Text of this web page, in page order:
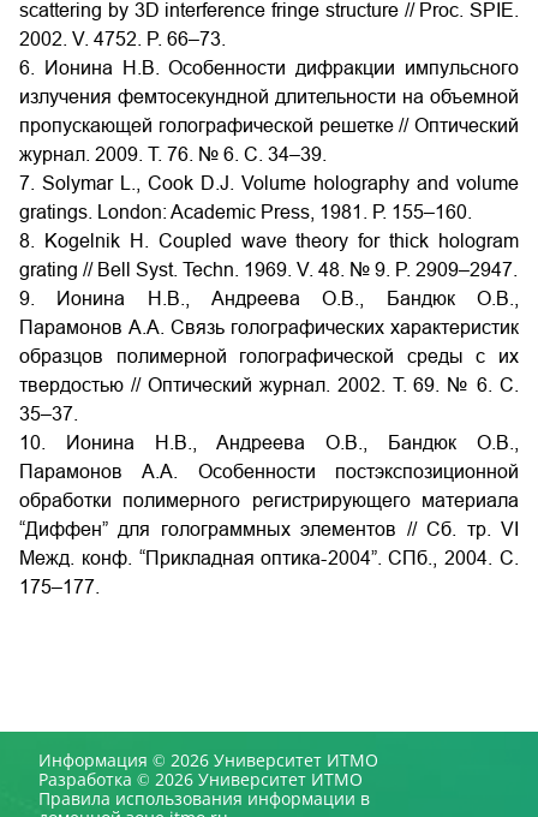
scattering by 3D interference fringe structure // Proc. SPIE.
2002. V. 4752. P. 66–73.
6. Ионина Н.В. Особенности дифракции импульсного
излучения фемтосекундной длительности на объемной
пропускающей голографической решетке // Оптический
журнал. 2009. Т. 76. № 6. С. 34–39.
7. Solymar L., Cook D.J. Volume holography and volume
gratings. London: Academic Press, 1981. Р. 155–160.
8. Kogelnik H. Coupled wave theory for thick hologram
grating // Bell Syst. Techn. 1969. V. 48. № 9. P. 2909–2947.
9. Ионина Н.В., Андреева О.В., Бандюк О.В.,
Парамонов А.А. Связь голографических характеристик
образцов полимерной голографической среды с их
твердостью // Оптический журнал. 2002. Т. 69. № 6. С.
35–37.
10. Ионина Н.В., Андреева О.В., Бандюк О.В.,
Парамонов А.А. Особенности постэкспозиционной
обработки полимерного регистрирующего материала
“Диффен” для голограммных элементов // Сб. тр. VI
Межд. конф. “Прикладная оптика-2004”. СПб., 2004. С.
175–177.
Информация © 2026 Университет ИТМО
Разработка © 2026 Университет ИТМО
Правила использования информации в